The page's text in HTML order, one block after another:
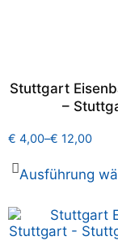
Stuttgart
–
€ 4,00–€ 12,00
Ausführung